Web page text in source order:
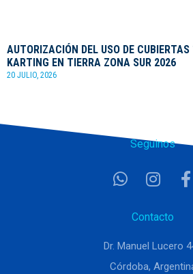
AUTORIZACIÓN DEL USO DE CUBIERTAS
KARTING EN TIERRA ZONA SUR 2026
20 JULIO, 2026
Seguinos
Contacto
Dr. Manuel Lucero
Córdoba,